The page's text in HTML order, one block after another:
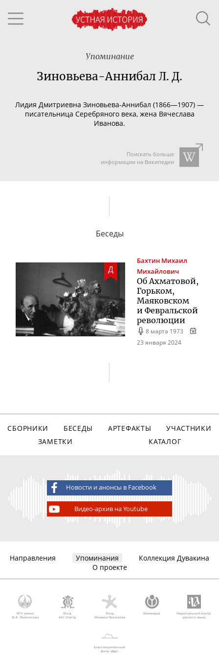
Упоминание
Зиновьева-Аннибал Л. Д.
Лидия Дмитриевна Зиновьева-Аннибал (1866—1907) —
писательница Серебряного века, жена Вячеслава
Иванова.
Поискать больше
информации на Википедии
Беседы
Д
Бахтин Михаил
Михайлович
Об Ахматовой,
Горьком,
Маяковском
и Февральской
революции
8 марта 1973
23 января 2024
СБОРНИКИ БЕСЕДЫ АРТЕФАКТЫ
УЧАСТНИКИ
ЗАМЕТКИ
КАТАЛОГ
Новости и анонсы в Facebook
Видео-архив на Youtube
Направления Упоминания
Коллекция Дувакина
О проекте
МГУ имени
М.В. Ломоносова
Фонд
AVC Charity
Фонд
Михаила Прохорова
Викимедиа
Национальный корпус
русского языка
Благотворительный
фонд «Дар»